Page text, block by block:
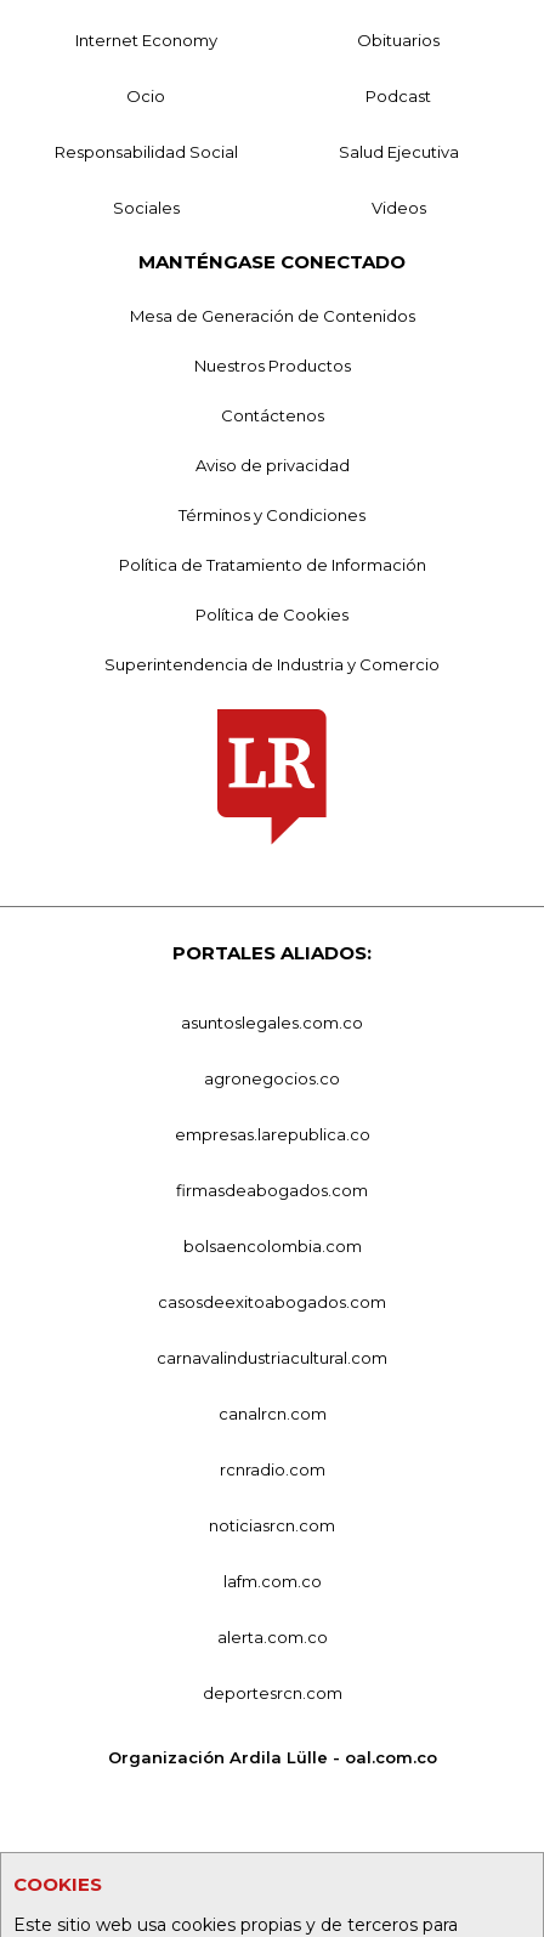
COOKIES
Este sitio web usa cookies propias y de terceros para
Internet Economy Obituarios
Ocio Podcast
Responsabilidad Social Salud Ejecutiva
Sociales Videos
MANTÉNGASE CONECTADO
Mesa de Generación de Contenidos
Nuestros Productos
Contáctenos
Aviso de privacidad
Términos y Condiciones
Política de Tratamiento de Información
Política de Cookies
Superintendencia de Industria y Comercio
PORTALES ALIADOS:
asuntoslegales.com.co
agronegocios.co
empresas.larepublica.co
firmasdeabogados.com
bolsaencolombia.com
casosdeexitoabogados.com
carnavalindustriacultural.com
canalrcn.com
rcnradio.com
noticiasrcn.com
lafm.com.co
alerta.com.co
deportesrcn.com
Organización Ardila Lülle - oal.com.co